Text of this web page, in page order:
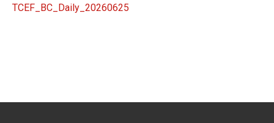
TCEF_BC_Daily_20260625